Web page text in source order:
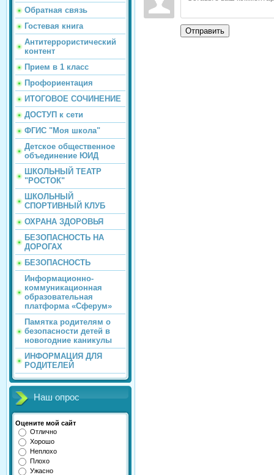
Обратная связь
Гостевая книга
Антитеррористический
контент
Прием в 1 класс
Профориентация
ИТОГОВОЕ СОЧИНЕНИЕ
ДОСТУП к сети
ФГИС "Моя школа"
Детское общественное
объединение ЮИД
ШКОЛЬНЫЙ ТЕАТР
"РОСТОК"
ШКОЛЬНЫЙ
СПОРТИВНЫЙ КЛУБ
ОХРАНА ЗДОРОВЬЯ
БЕЗОПАСНОСТЬ НА
ДОРОГАХ
БЕЗОПАСНОСТЬ
Информационно-
коммуникационная
образовательная
платформа «Сферум»
Памятка родителям о
безопасности детей в
новогодние каникулы
ИНФОРМАЦИЯ ДЛЯ
РОДИТЕЛЕЙ
Наш опрос
Оцените мой сайт
Отлично
Хорошо
Неплохо
Плохо
Ужасно
Отправить